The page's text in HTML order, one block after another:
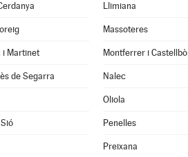
Llimiana
Massoteres
i Martinet Montferrer i Castellbò
de Segarra Nalec
Oliola
Penelles
Preixana